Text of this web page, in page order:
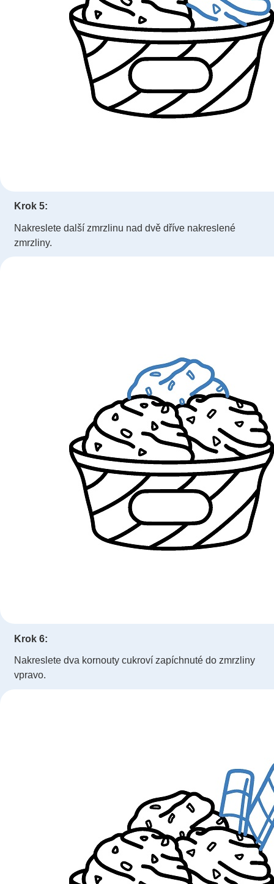
Krok 5:
Nakreslete další zmrzlinu nad dvě dříve nakreslené
zmrzliny.
Krok 6:
Nakreslete dva kornouty cukroví zapíchnuté do zmrzliny
vpravo.